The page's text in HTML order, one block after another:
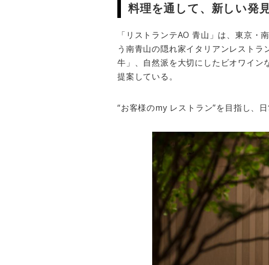
料理を通して、新しい発
「リストランテAO 青山」は、東京
う南青山の隠れ家イタリアンレスト
牛」、自然派を大切にしたビオワイン
提案している。
“お客様のmy レストラン”を目指し、